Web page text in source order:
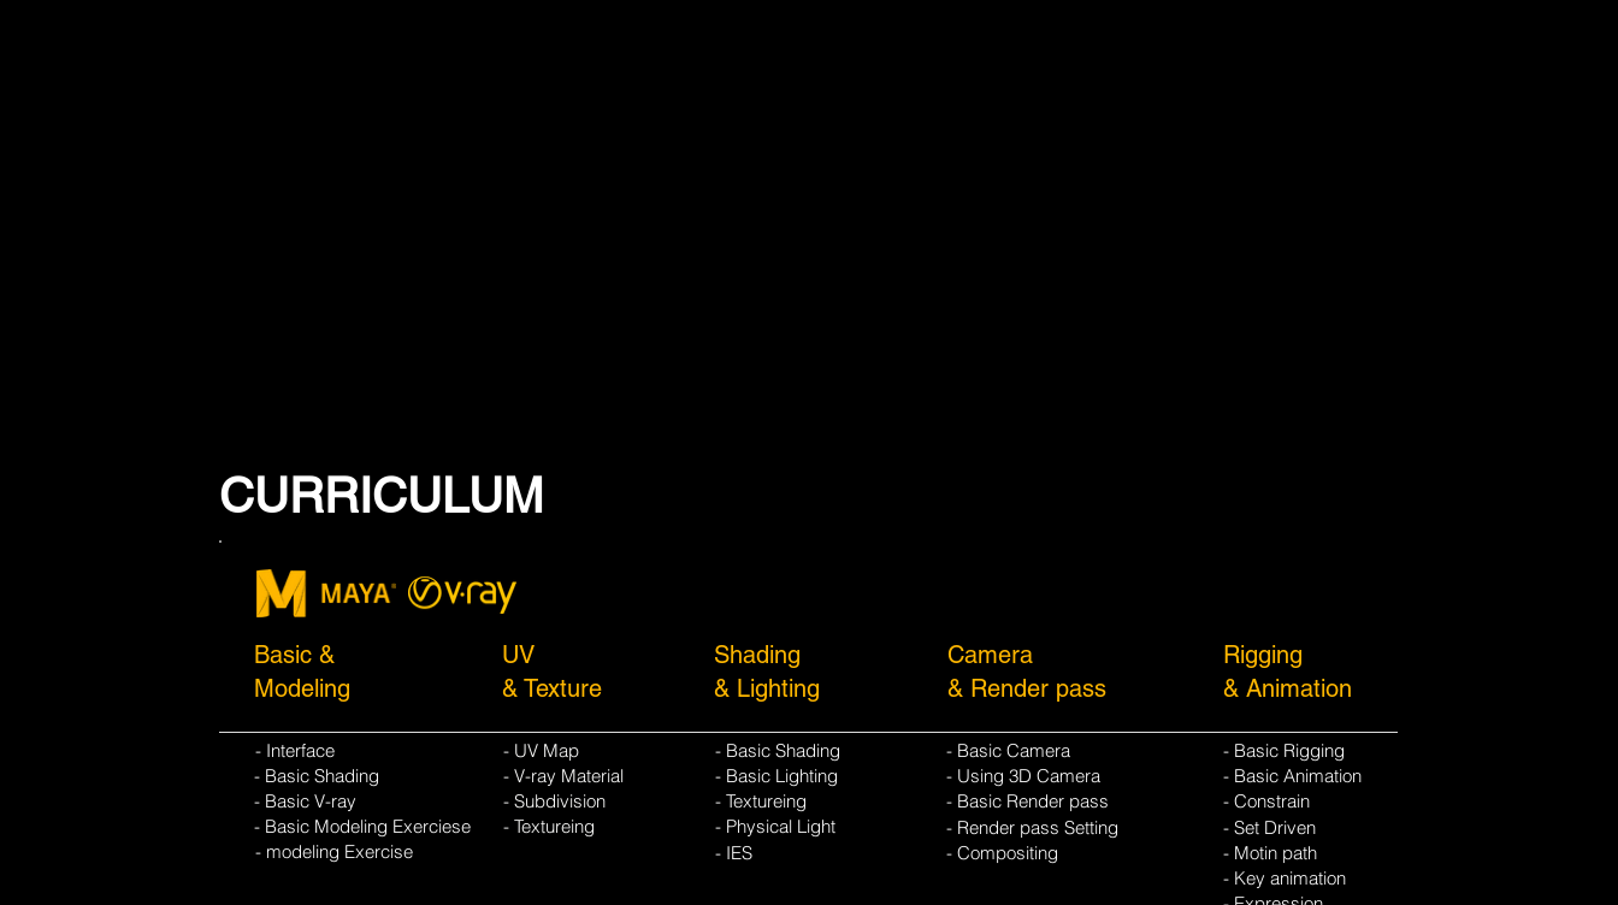
CURRICULUM
Basic &
Modeling
UV
& Texture
Shading
& Lighting
Camera
& Render pass
Rigging
& Animation
- Interface
- Basic Shading
- Basic V-ray
- Basic Modeling Exerciese
- UV Map
- V-ray Material
- Subdivision
- Textureing
- modeling Exercise
- Basic Shading
- Basic Lighting
- Textureing
- Physical Light
- IES
- Basic Camera
- Using 3D Camera
- Basic Render pass
- Render pass Setting
- Compositing
- Basic Rigging
- Basic Animation
- Constrain
- Set Driven
- Motin path
- Key animation